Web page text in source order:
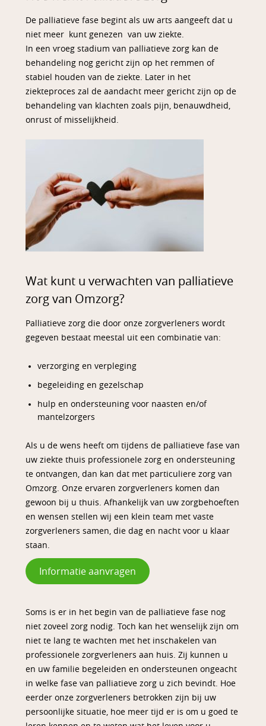
De palliatieve fase begint als uw arts aangeeft dat u
niet meer kunt genezen van uw ziekte.
In een vroeg stadium van palliatieve zorg kan de
behandeling nog gericht zijn op het remmen of
stabiel houden van de ziekte. Later in het
ziekteproces zal de aandacht meer gericht zijn op de
behandeling van klachten zoals pijn, benauwdheid,
onrust of misselijkheid.
Wat kunt u verwachten van palliatieve
zorg van Omzorg?
Palliatieve zorg die door onze zorgverleners wordt
gegeven bestaat meestal uit een combinatie van:
verzorging en verpleging
begeleiding en gezelschap
hulp en ondersteuning voor naasten en/of
mantelzorgers
Als u de wens heeft om tijdens de palliatieve fase van
uw ziekte thuis professionele zorg en ondersteuning
te ontvangen, dan kan dat met particuliere zorg van
Omzorg. Onze ervaren zorgverleners komen dan
gewoon bij u thuis. Afhankelijk van uw zorgbehoeften
en wensen stellen wij een klein team met vaste
zorgverleners samen, die dag en nacht voor u klaar
staan.
Informatie aanvragen
Soms is er in het begin van de palliatieve fase nog
niet zoveel zorg nodig. Toch kan het wenselijk zijn om
niet te lang te wachten met het inschakelen van
professionele zorgverleners aan huis. Zij kunnen u
en uw familie begeleiden en ondersteunen ongeacht
in welke fase van palliatieve zorg u zich bevindt. Hoe
eerder onze zorgverleners betrokken zijn bij uw
persoonlijke situatie, hoe meer tijd er is om u goed te